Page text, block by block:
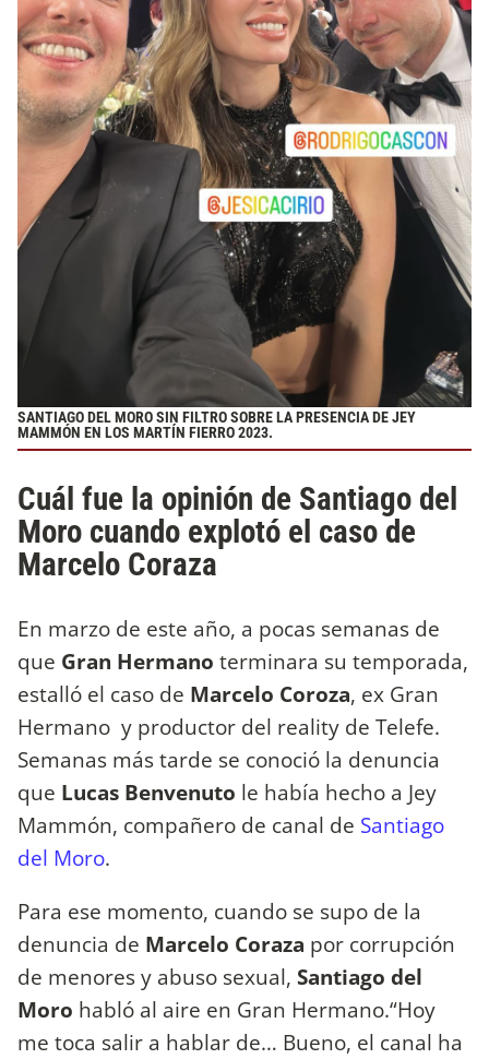
SANTIAGO DEL MORO SIN FILTRO SOBRE LA PRESENCIA DE JEY
MAMMÓN EN LOS MARTÍN FIERRO 2023.
Cuál fue la opinión de Santiago del
Moro cuando explotó el caso de
Marcelo Coraza
En marzo de este año, a pocas semanas de
que Gran Hermano terminara su temporada,
estalló el caso de Marcelo Coroza, ex Gran
Hermano y productor del reality de Telefe.
Semanas más tarde se conoció la denuncia
que Lucas Benvenuto le había hecho a Jey
Mammón, compañero de canal de Santiago
del Moro.
Para ese momento, cuando se supo de la
denuncia de Marcelo Coraza por corrupción
de menores y abuso sexual, Santiago del
Moro habló al aire en Gran Hermano.“Hoy
me toca salir a hablar de… Bueno, el canal ha